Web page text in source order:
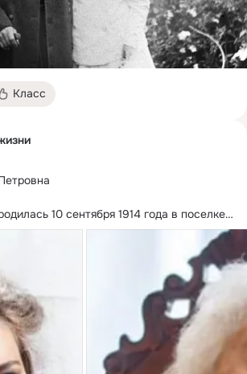
Класс
10 сентября 1914 года в поселке
области.